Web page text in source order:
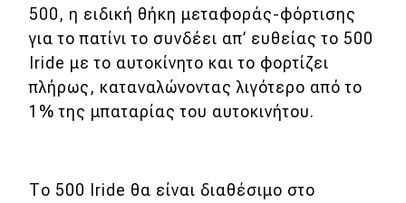
Χρηστικά
Συμβουλές
ΚΤΕΟ
500, η ειδική θήκη μεταφοράς-φόρτισης
για το πατίνι το συνδέει απ’ ευθείας το 500
Iride με το αυτοκίνητο και το φορτίζει
πλήρως, καταναλώνοντας λιγότερο από το
1% της μπαταρίας του αυτοκινήτου.
Το 500 Iride θα είναι διαθέσιμο στο